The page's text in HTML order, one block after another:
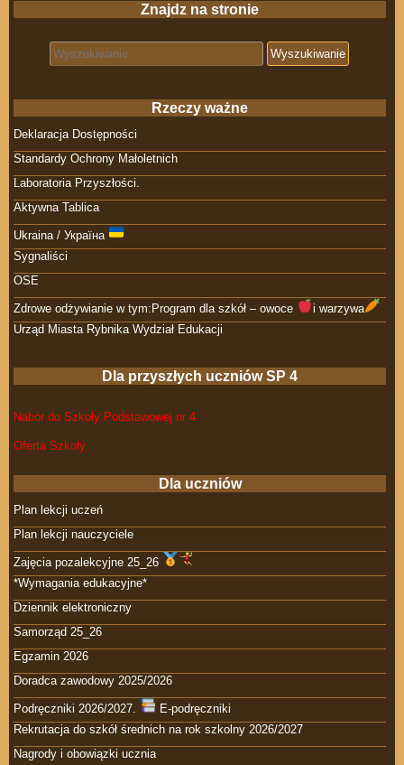
Znajdz na stronie
Search for:
Rzeczy ważne
Deklaracja Dostępności
Standardy Ochrony Małoletnich
Laboratoria Przyszłości.
Aktywna Tablica
Ukraina / Україна
Sygnaliści
OSE
Zdrowe odżywianie w tym:Program dla szkół – owoce
i warzywa
Urząd Miasta Rybnika Wydział Edukacji
Dla przyszłych uczniów SP 4
Nabór do Szkoły Podstawowej nr 4
Oferta Szkoły
Dla uczniów
Plan lekcji uczeń
Plan lekcji nauczyciele
Zajęcia pozalekcyjne 25_26
*Wymagania edukacyjne*
Dziennik elektroniczny
Samorząd 25_26
Egzamin 2026
Doradca zawodowy 2025/2026
Podręczniki 2026/2027.
E-podręczniki
Rekrutacja do szkół średnich na rok szkolny 2026/2027
Nagrody i obowiązki ucznia